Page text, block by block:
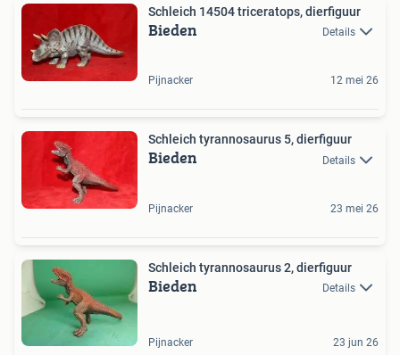
Schleich 14504 triceratops, dierfiguur
Bieden Details
Pijnacker 12 mei 26
Schleich tyrannosaurus 5, dierfiguur
Bieden Details
Pijnacker 23 mei 26
Schleich tyrannosaurus 2, dierfiguur
Bieden Details
Pijnacker 23 jun 26